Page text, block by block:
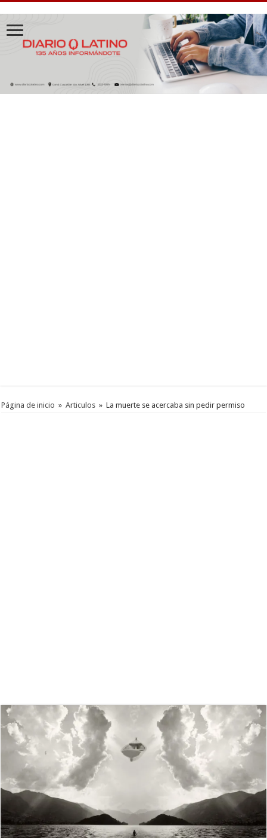
Página de inicio » Articulos » La muerte se acercaba sin pedir permiso